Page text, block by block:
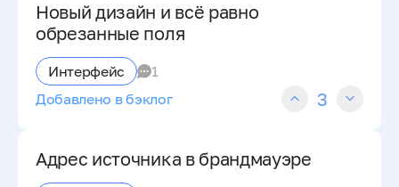
Новый дизайн и всё равно
обрезанные поля
Интерфейс
1
Добавлено в бэклог
3
Адрес источника в брандмауэре